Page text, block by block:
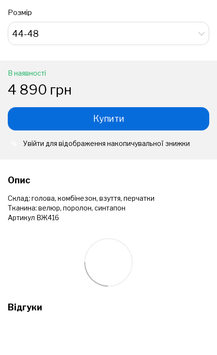
Розмір
44-48
В наявності
4 890 грн
Купити
Увійти для відображення накопичувальної знижки
Опис
Склад: голова, комбінезон, взуття, перчатки
Тканина: велюр, поролон, синтапон
Артикул ВЖ416
Відгуки